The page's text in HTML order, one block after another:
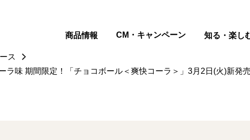
商品情報 CM・キャンペーン 知る・楽し
ス
ラ味 期間限定！「チョコボール＜爽快コーラ＞」3月2日(火)新発